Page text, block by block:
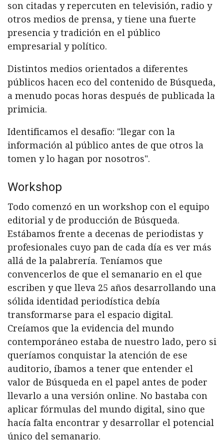
son citadas y repercuten en televisión, radio y
otros medios de prensa, y tiene una fuerte
presencia y tradición en el público
empresarial y político.
Distintos medios orientados a diferentes
públicos hacen eco del contenido de Búsqueda,
a menudo pocas horas después de publicada la
primicia.
Identificamos el desafío: "llegar con la
información al público antes de que otros la
tomen y lo hagan por nosotros".
Workshop
Todo comenzó en un workshop con el equipo
editorial y de producción de Búsqueda.
Estábamos frente a decenas de periodistas y
profesionales cuyo pan de cada día es ver más
allá de la palabrería. Teníamos que
convencerlos de que el semanario en el que
escriben y que lleva 25 años desarrollando una
sólida identidad periodística debía
transformarse para el espacio digital.
Creíamos que la evidencia del mundo
contemporáneo estaba de nuestro lado, pero si
queríamos conquistar la atención de ese
auditorio, íbamos a tener que entender el
valor de Búsqueda en el papel antes de poder
llevarlo a una versión online. No bastaba con
aplicar fórmulas del mundo digital, sino que
hacía falta encontrar y desarrollar el potencial
único del semanario.